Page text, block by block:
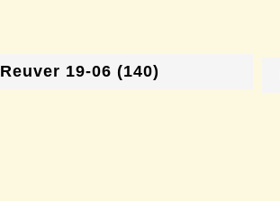
Reuver 19-06 (140)